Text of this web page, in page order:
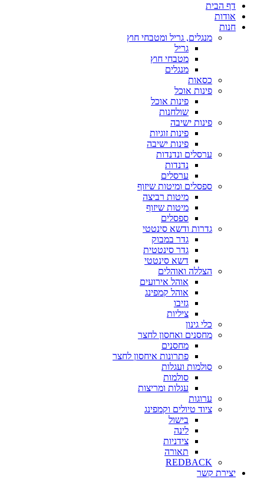
דף הבית
אודות
חנות
מנגלים, גריל ומטבחי חוץ
גריל
מטבחי חוץ
מנגלים
כסאות
פינות אוכל
פינות אוכל
שולחנות
פינות ישיבה
פינות זוגיות
פינות ישיבה
ערסלים ונדנדות
נדנדות
ערסלים
ספסלים ומיטות שיזוף
מיטות רביצה
מיטות שיזוף
ספסלים
גדרות ודשא סינטטי
גדר במבוק
גדר סינטטית
דשא סינטטי
הצללה ואוהלים
אוהל אירועים
אוהל קמפינג
גזיבו
ציליות
כלי גינון
מחסנים ואחסון לחצר
מחסנים
פתרונות איחסון לחצר
סולמות ועגלות
סולמות
עגלות ומריצות
ערוגות
ציוד טיולים וקמפינג
בישול
לינה
צידניות
תאורה
REDBACK
יצירת קשר